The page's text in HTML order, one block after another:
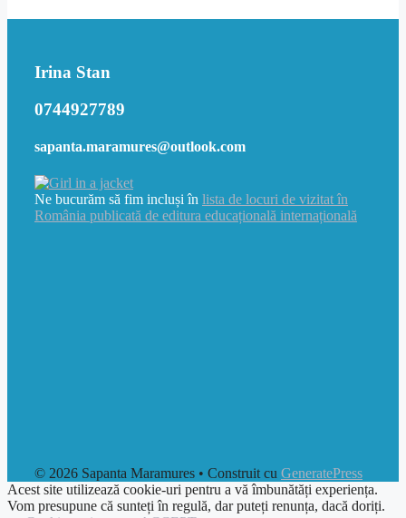
Irina Stan
0744927789
sapanta.maramures@outlook.com
Ne bucurăm să fim incluși în lista de locuri de vizitat în
România publicată de editura educațională internațională
© 2026 Sapanta Maramures • Construit cu GeneratePress
Acest site utilizează cookie-uri pentru a vă îmbunătăți experiența.
Vom presupune că sunteți în regulă, dar puteți renunța, dacă doriți.